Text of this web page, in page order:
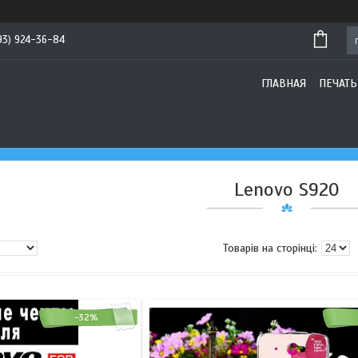
924-36-84
ГЛАВНАЯ
Lenovo S920
–32%